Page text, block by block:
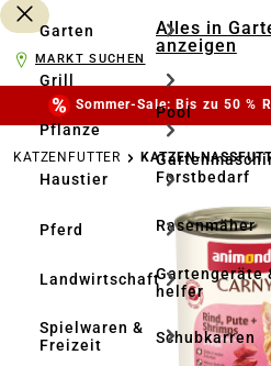
Garten
Grill
Pflanze
Haustier
Pferd
Landwirtschaft
Spielwaren &
Freizeit
Alles in
anzeigen
Pool
Forstbedarf
Rasenmäher
Gartengeräte
helfer
Schubkarren
MARKT SUCHEN
Sommer-Sale: Bis zu 50 %
KATZENFUTTER KATZEN-
Bildergalerie überspringen